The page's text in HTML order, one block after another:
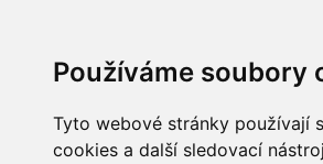
Používáme soubory
Tyto webové stránky používají
cookies a další sledovací